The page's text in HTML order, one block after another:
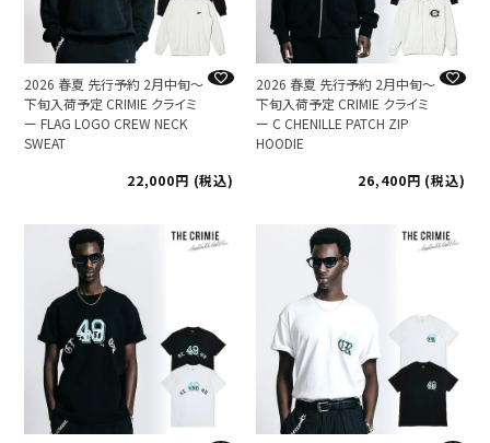
2026 春夏 先行予約 2月中旬～
下旬入荷予定 CRIMIE クライミ
ー FLAG LOGO CREW NECK
SWEAT
22,000
税込
2026 春夏 先行予約 2月中旬～
下旬入荷予定 CRIMIE クライミ
ー C CHENILLE PATCH ZIP
HOODIE
26,400
税込